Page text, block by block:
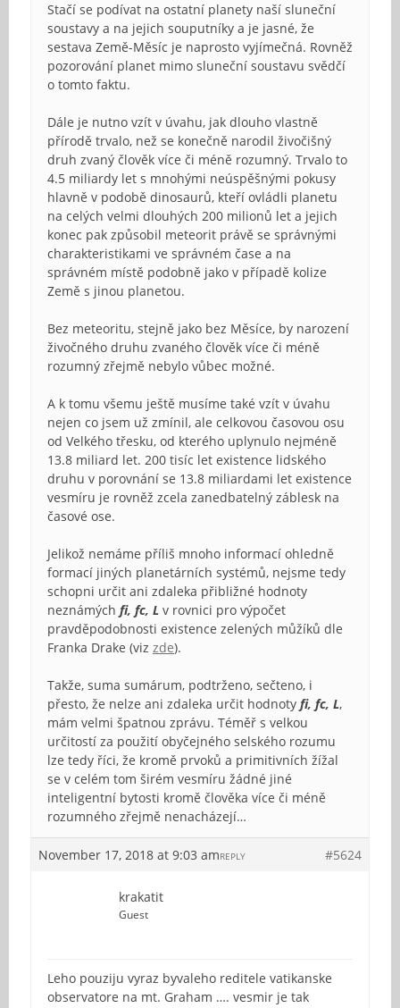
Stačí se podívat na ostatní planety naší sluneční
soustavy a na jejich souputníky a je jasné, že
sestava Země-Měsíc je naprosto vyjímečná. Rovněž
pozorování planet mimo sluneční soustavu svědčí
o tomto faktu.
Dále je nutno vzít v úvahu, jak dlouho vlastně
přírodě trvalo, než se konečně narodil živočišný
druh zvaný člověk více či méně rozumný. Trvalo to
4.5 miliardy let s mnohými neúspěšnými pokusy
hlavně v podobě dinosaurů, kteří ovládli planetu
na celých velmi dlouhých 200 milionů let a jejich
konec pak způsobil meteorit právě se správnými
charakteristikami ve správném čase a na
správném místě podobně jako v případě kolize
Země s jinou planetou.
Bez meteoritu, stejně jako bez Měsíce, by narození
živočného druhu zvaného člověk více či méně
rozumný zřejmě nebylo vůbec možné.
A k tomu všemu ještě musíme také vzít v úvahu
nejen co jsem už zmínil, ale celkovou časovou osu
od Velkého třesku, od kterého uplynulo nejméně
13.8 miliard let. 200 tisíc let existence lidského
druhu v porovnání se 13.8 miliardami let existence
vesmíru je rovněž zcela zanedbatelný záblesk na
časové ose.
Jelikož nemáme příliš mnoho informací ohledně
formací jiných planetárních systémů, nejsme tedy
schopni určit ani zdaleka přibližné hodnoty
neznámých fi, fc, L v rovnici pro výpočet
pravděpodobnosti existence zelených můžíků dle
Franka Drake (viz zde).
Takže, suma sumárum, podtrženo, sečteno, i
přesto, že nelze ani zdaleka určit hodnoty fi, fc, L,
mám velmi špatnou zprávu. Téměř s velkou
určitostí za použití obyčejného selského rozumu
lze tedy říci, že kromě prvoků a primitivních žížal
se v celém tom širém vesmíru žádné jiné
inteligentní bytosti kromě člověka více či méně
rozumného zřejmě nenacházejí…
November 17, 2018 at 9:03 am #5624
REPLY
krakatit
Guest
Leho pouziju vyraz byvaleho reditele vatikanske
observatore na mt. Graham …. vesmir je tak